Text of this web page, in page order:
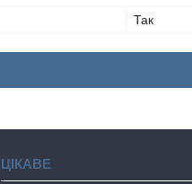
Так
ЦІКАВЕ